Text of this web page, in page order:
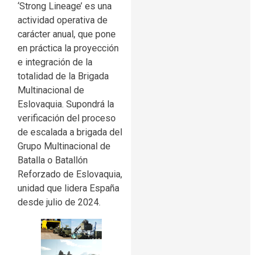
‘Strong Lineage’ es una
actividad operativa de
carácter anual, que pone
en práctica la proyección
e integración de la
totalidad de la Brigada
Multinacional de
Eslovaquia. Supondrá la
verificación del proceso
de escalada a brigada del
Grupo Multinacional de
Batalla o Batallón
Reforzado de Eslovaquia,
unidad que lidera España
desde julio de 2024.